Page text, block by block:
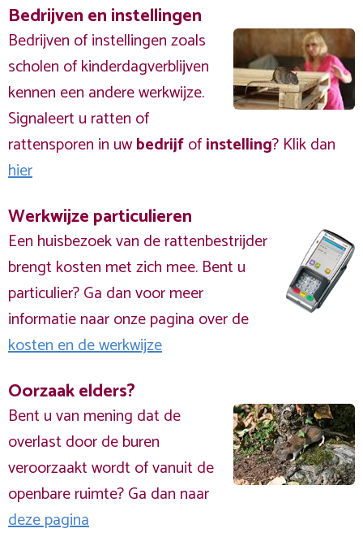
Bedrijven en instellingen
Bedrijven of instellingen zoals
scholen of kinderdagverblijven
kennen een andere werkwijze.
Signaleert u ratten of
rattensporen in uwbedrijfofinstelling? Klik dan
hier
Werkwijze particulieren
Een huisbezoek van de rattenbestrijder
brengt kosten met zich mee. Bent u
particulier? Ga dan voor meer
informatie naar onze pagina over de
kosten en de werkwijze
Oorzaak elders?
Bent u van mening dat de
overlast door de buren
veroorzaakt wordt of vanuit de
openbare ruimte? Ga dan naar
deze pagina